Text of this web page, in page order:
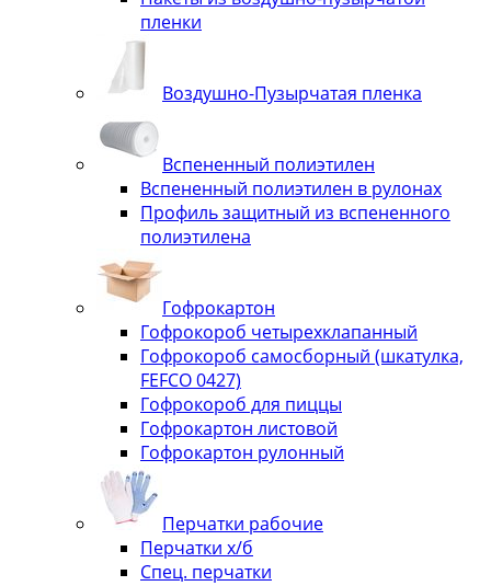
пленки
Воздушно-Пузырчатая пленка
Вспененный полиэтилен
Вспененный полиэтилен в рулонах
Профиль защитный из вспененного
полиэтилена
Гофрокартон
Гофрокороб четырехклапанный
Гофрокороб самосборный (шкатулка,
FEFCO 0427)
Гофрокороб для пиццы
Гофрокартон листовой
Гофрокартон рулонный
Перчатки рабочие
Перчатки х/б
Спец. перчатки